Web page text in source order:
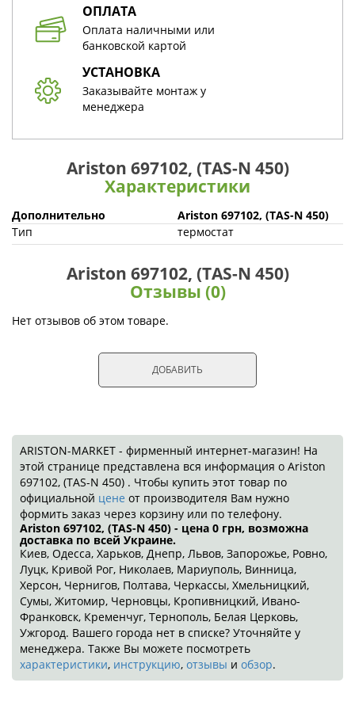
ОПЛАТА
Оплата наличными или
банковской картой
УСТАНОВКА
Заказывайте монтаж у
менеджера
Ariston 697102, (TAS-N 450)
Характеристики
Дополнительно
Ariston 697102, (TAS-N 450)
Тип
термостат
Ariston 697102, (TAS-N 450)
Отзывы (0)
Нет отзывов об этом товаре.
ДОБАВИТЬ
ARISTON-MARKET - фирменный интернет-магазин! На
этой странице представлена вся информация о Ariston
697102, (TAS-N 450) . Чтобы купить этот товар по
официальной цене от производителя Вам нужно
формить заказ через корзину или по телефону.
Ariston 697102, (TAS-N 450) - цена 0 грн, возможна
доставка по всей Украине.
Киев, Одесса, Харьков, Днепр, Львов, Запорожье, Ровно,
Луцк, Кривой Рог, Николаев, Мариуполь, Винница,
Херсон, Чернигов, Полтава, Черкассы, Хмельницкий,
Сумы, Житомир, Черновцы, Кропивницкий, Ивано-
Франковск, Кременчуг, Тернополь, Белая Церковь,
Ужгород. Вашего города нет в списке? Уточняйте у
менеджера. Также Вы можете посмотреть
характеристики, инструкцию, отзывы и обзор.